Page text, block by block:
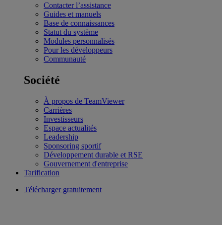
Contacter l’assistance
Guides et manuels
Base de connaissances
Statut du système
Modules personnalisés
Pour les développeurs
Communauté
Société
À propos de TeamViewer
Carrières
Investisseurs
Espace actualités
Leadership
Sponsoring sportif
Développement durable et RSE
Gouvernement d'entreprise
Tarification
Télécharger gratuitement